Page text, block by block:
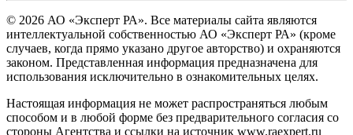
© 2026 АО «Эксперт РА». Все материалы сайта являются
интеллектуальной собственностью АО «Эксперт РА» (кроме
случаев, когда прямо указано другое авторство) и охраняются
законом. Представленная информация предназначена для
использования исключительно в ознакомительных целях.
Настоящая информация не может распространяться любым
способом и в любой форме без предварительного согласия со
стороны Агентства и ссылки на источник www.raexpert.ru